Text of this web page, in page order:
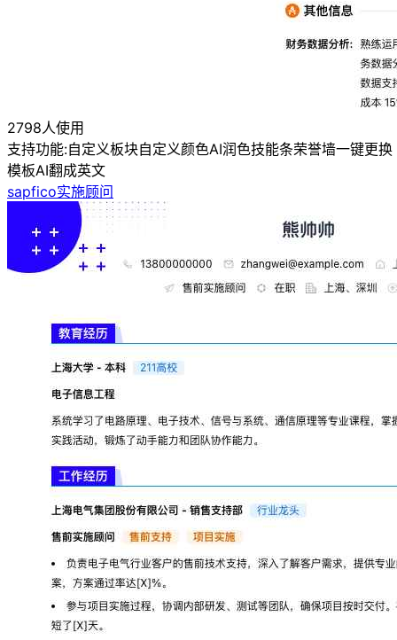
2798人使用
支持功能:自定义板块自定义颜色AI润色技能条荣誉墙一键更换
模板AI翻成英文
sapfico实施顾问